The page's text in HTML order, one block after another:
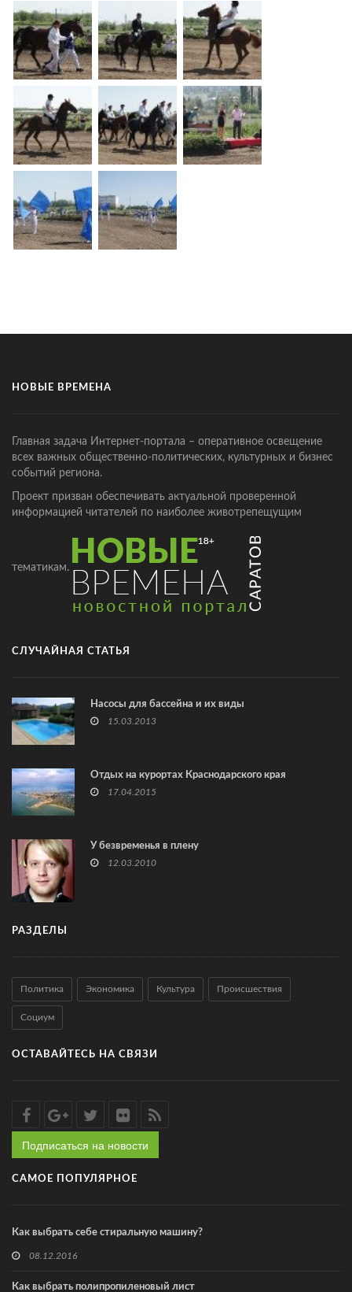
НОВЫЕ ВРЕМЕНА
Главная задача Интернет-портала – оперативное освещение
всех важных общественно-политических, культурных и бизнес
событий региона.
Проект призван обеспечивать актуальной проверенной
информацией читателей по наиболее животрепещущим
тематикам.
СЛУЧАЙНАЯ СТАТЬЯ
Насосы для бассейна и их виды
15.03.2013
Отдых на курортах Краснодарского края
17.04.2015
У безвременья в плену
12.03.2010
РАЗДЕЛЫ
Политика Экономика Культура Происшествия
Социум
ОСТАВАЙТЕСЬ НА СВЯЗИ
Подписаться на новости
САМОЕ ПОПУЛЯРНОЕ
Как выбрать себе стиральную машину?
08.12.2016
Как выбрать полипропиленовый лист